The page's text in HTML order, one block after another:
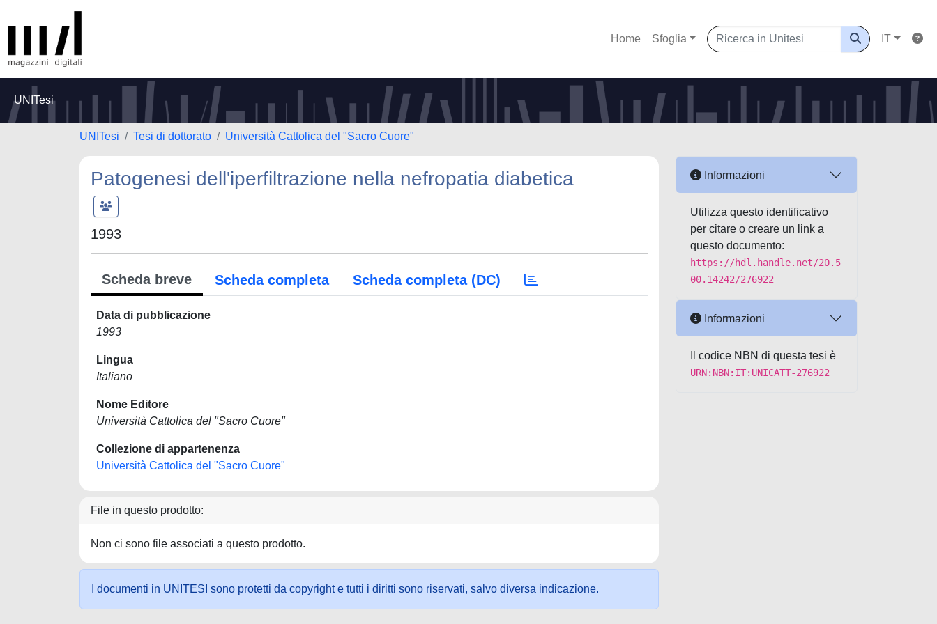
Home Sfoglia IT
UNITesi
UNITesi Tesi di dottorato Università Cattolica del "Sacro Cuore"
Patogenesi dell'iperfiltrazione nella nefropatia diabetica
1993
Scheda breve Scheda completa Scheda completa (DC)
Data di pubblicazione
1993
Lingua
Italiano
Nome Editore
Università Cattolica del "Sacro Cuore"
Collezione di appartenenza
Università Cattolica del "Sacro Cuore"
File in questo prodotto:
Non ci sono file associati a questo prodotto.
I documenti in UNITESI sono protetti da copyright e tutti i diritti sono riservati, salvo diversa indicazione.
Informazioni
Utilizza questo identificativo
per citare o creare un link a
questo documento:
https://hdl.handle.net/20.5
00.14242/276922
Informazioni
Il codice NBN di questa tesi è
URN:NBN:IT:UNICATT-276922